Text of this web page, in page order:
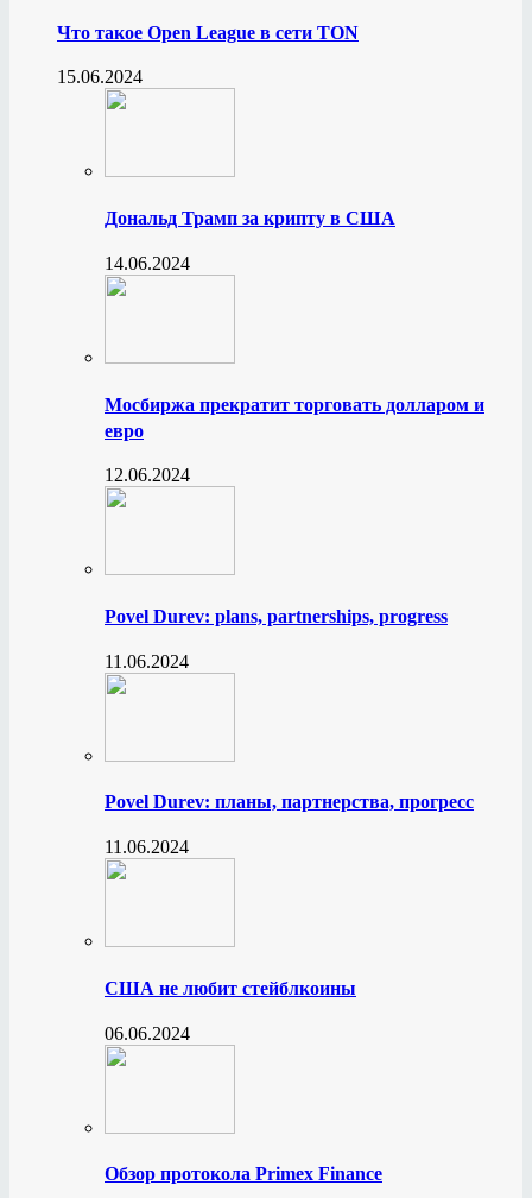
Что такое Open League в сети TON
15.06.2024
Дональд Трамп за крипту в США
14.06.2024
Мосбиржа прекратит торговать долларом и
евро
12.06.2024
Povel Durev: plans, partnerships, progress
11.06.2024
Povel Durev: планы, партнерства, прогресс
11.06.2024
США не любит стейблкоины
06.06.2024
Обзор протокола Primex Finance